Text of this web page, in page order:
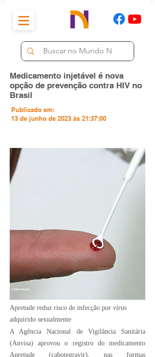
Medicamento injetável é nova
opção de prevenção contra HIV no
Brasil
Publicado em:
13 de junho de 2023 às 21:37:00
Crédito Imagem:
Apretude reduz risco de infecção por vírus
adquirido sexualmente
A Agência Nacional de Vigilância Sanitária
(Anvisa) aprovou o registro do medicamento
Apretude (cabotegravir), nas formas